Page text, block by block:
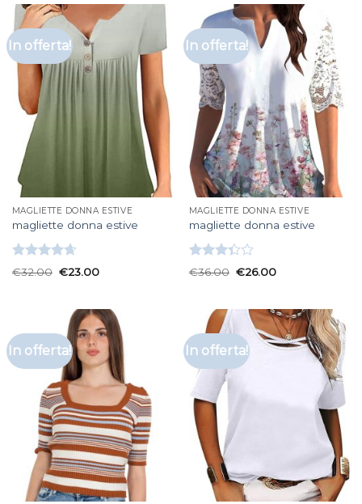
In offerta!
MAGLIETTE DONNA ESTIVE
magliette donna estive
Valutato
€32.00 €23.00
In offerta!
MAGLIETTE DONNA ESTIVE
magliette donna estive
Valutato
€36.00 €26.00
In offerta! In offerta!